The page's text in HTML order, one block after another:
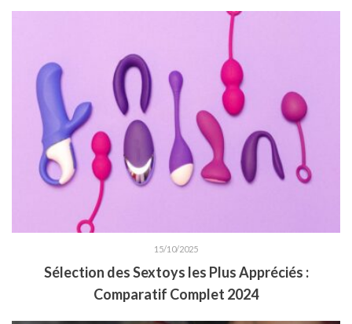
15/10/2025
Sélection des Sextoys les Plus Appréciés :
Comparatif Complet 2024